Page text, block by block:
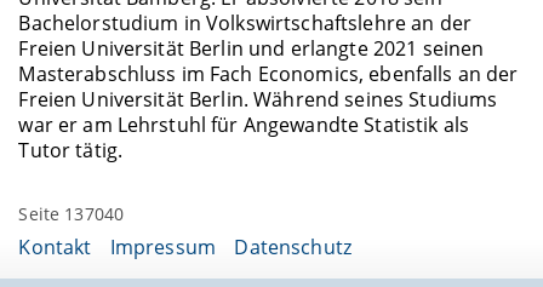
Bachelorstudium in Volkswirtschaftslehre an der
Freien Universität Berlin und erlangte 2021 seinen
Masterabschluss im Fach Economics, ebenfalls an der
Freien Universität Berlin. Während seines Studiums
war er am Lehrstuhl für Angewandte Statistik als
Tutor tätig.
Seite 137040
Kontakt Impressum Datenschutz